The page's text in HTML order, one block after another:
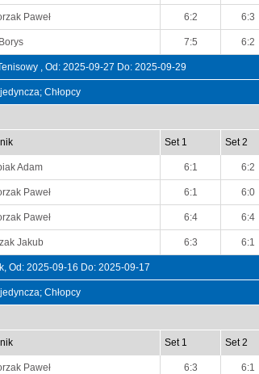
Paweł 6:2 6:3
7:5 6:2
, Od: 2025-09-27 Do: 2025-09-29
Chłopcy
Set 1 Set 2
Adam 6:1 6:2
Paweł 6:1 6:0
Paweł 6:4 6:4
Jakub 6:3 6:1
Od: 2025-09-16 Do: 2025-09-17
Chłopcy
Set 1 Set 2
Paweł 6:3 6:1